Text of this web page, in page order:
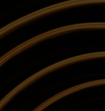
внутренних
разработки ПО
команды
сервисной архитектуры
ИТ-затрат,
и планирование
услуг
управления ИТ